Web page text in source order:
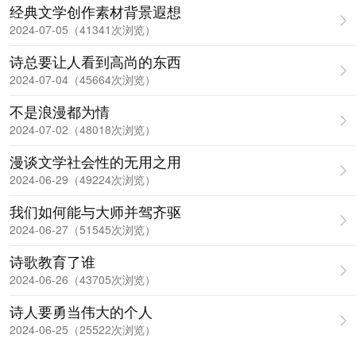
经典文学创作素材背景遐想
2024-07-05（41341次浏览）
诗总要让人看到高尚的东西
2024-07-04（45664次浏览）
不是浪漫都为情
2024-07-02（48018次浏览）
漫谈文学社会性的无用之用
2024-06-29（49224次浏览）
我们如何能与大师并驾齐驱
2024-06-27（51545次浏览）
诗歌教育了谁
2024-06-26（43705次浏览）
诗人要勇当伟大的个人
2024-06-25（25522次浏览）